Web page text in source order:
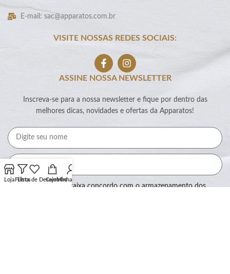
E-mail: sac@apparatos.com.br
VISITE NOSSAS REDES SOCIAIS:
ASSINE NOSSA NEWSLETTER
Inscreva-se para a nossa newsletter e fique por dentro das
melhores dicas, novidades e ofertas da Apparatos!
Ao marcar essa caixa concordo com o armazenamento dos
Loja Filtros
Lista de Desejos
CarrinhoMinha conta